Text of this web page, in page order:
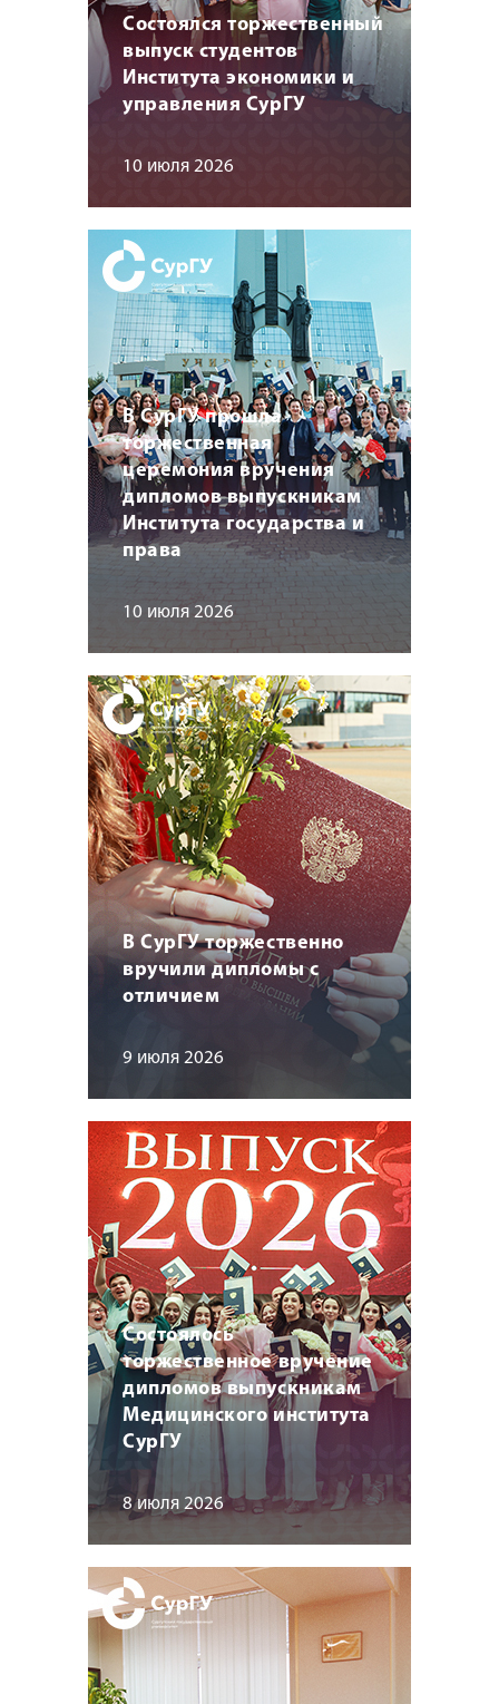
Состоялся торжественный
выпуск студентов
Института экономики и
управления СурГУ
10 июля 2026
В СурГУ прошла
торжественная
церемония вручения
дипломов выпускникам
Института государства и
права
10 июля 2026
В СурГУ торжественно
вручили дипломы с
отличием
9 июля 2026
Состоялось
торжественное вручение
дипломов выпускникам
Медицинского института
СурГУ
8 июля 2026